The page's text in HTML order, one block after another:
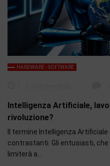
HARDWARE - SOFTWARE
Intelligenza Artificiale,
rivoluzione?
Il termine Intelligenza
contrastanti. Gli entusiasti, che
limiterà a…